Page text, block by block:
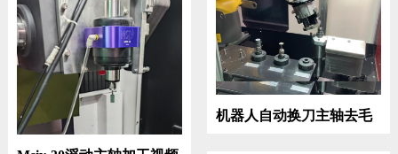
机器人自动换刀主轴去毛